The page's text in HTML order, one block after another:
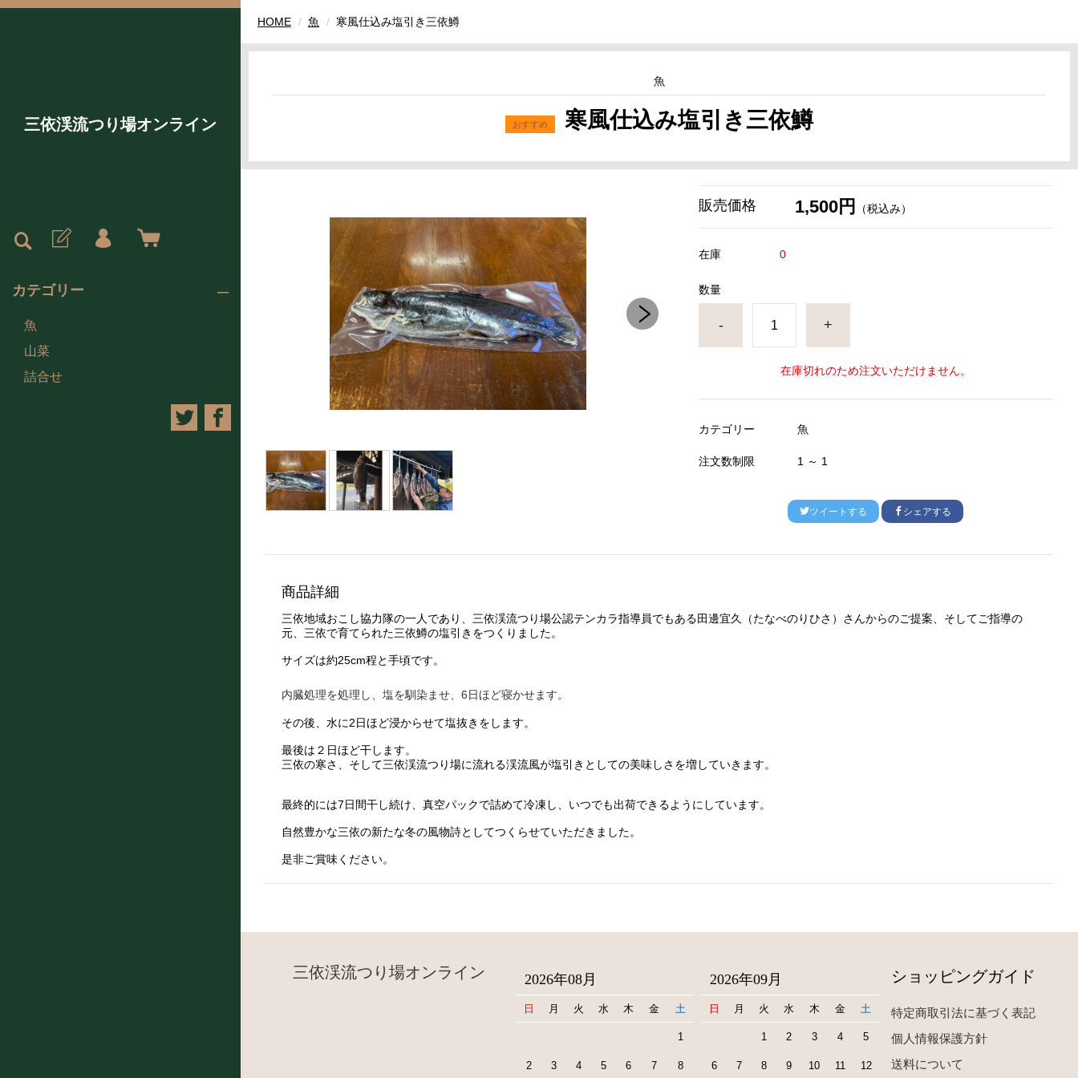
三依渓流つり場オンライン
カテゴリー
魚
山菜
詰合せ
HOME 魚 寒風仕込み塩引き三依鱒
魚
寒風仕込み塩引き三依鱒
販売価格 1,500円 （税込み）
在庫 0
数量
- +
在庫切れのため注文いただけません。
カテゴリー 魚
注文数制限 1 ～ 1
ツイートする シェアする
商品詳細
三依地域おこし協力隊の一人であり、三依渓流つり場公認テンカラ指導員でもある田邊宜久（たなべのりひさ）さんからのご提案、そしてご指導の
元、三依で育てられた三依鱒の塩引きをつくりました。
サイズは約25cm程と手頃です。
内臓処理を処理し、塩を馴染ませ、6日ほど寝かせます。
その後、水に2日ほど浸からせて塩抜きをします。
最後は２日ほど干します。
三依の寒さ、そして三依渓流つり場に流れる渓流風が塩引きとしての美味しさを増していきます。
最終的には7日間干し続け、真空パックで詰めて冷凍し、いつでも出荷できるようにしています。
自然豊かな三依の新たな冬の風物詩としてつくらせていただきました。
是非ご賞味ください。
三依渓流つり場オンライン 2026年08月
日 月 火 水 木 金 土
1
2 3 4 5 6 7 8
2026年09月
日 月 火 水 木 金 土
1 2 3 4 5
6 7 8 9 10 11 12
ショッピングガイド
特定商取引法に基づく表記
個人情報保護方針
送料について